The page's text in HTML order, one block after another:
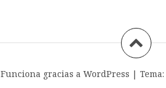
Funciona gracias a WordPress | Tema: